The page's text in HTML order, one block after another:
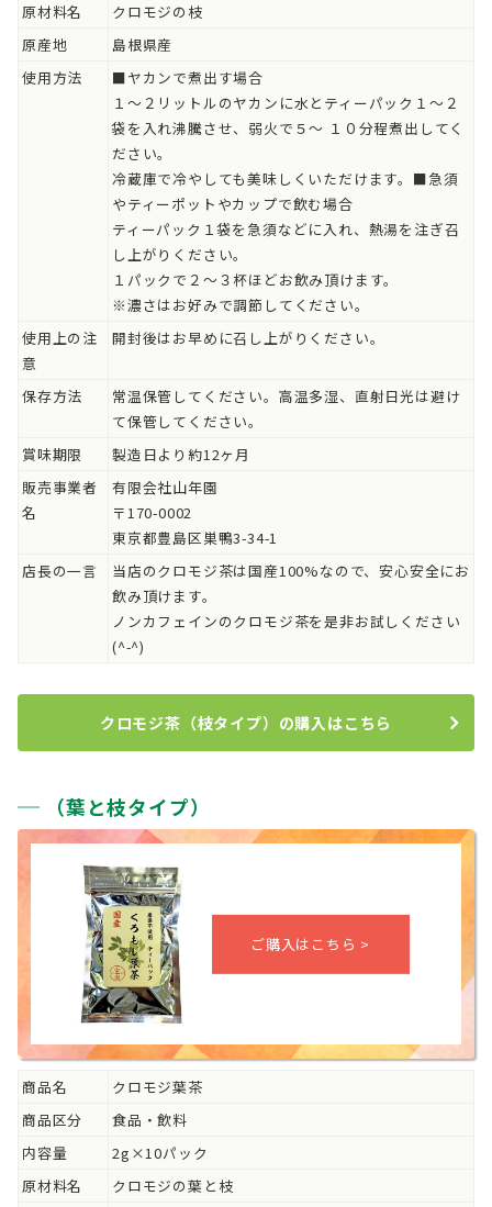
原材料名
クロモジの枝
原産地
島根県産
使用方法
■ヤカンで煮出す場合
１～２リットルのヤカンに水とティーパック１～２
袋を入れ沸騰させ、弱火で５～ １０分程煮出してく
ださい。
冷蔵庫で冷やしても美味しくいただけます。■急須
やティーポットやカップで飲む場合
ティーパック１袋を急須などに入れ、熱湯を注ぎ召
し上がりください。
１パックで２～３杯ほどお飲み頂けます。
※濃さはお好みで調節してください。
使用上の注
意
開封後はお早めに召し上がりください。
保存方法
常温保管してください。高温多湿、直射日光は避け
て保管してください。
賞味期限
製造日より約12ヶ月
販売事業者
名
有限会社山年園
〒170-0002
東京都豊島区巣鴨3-34-1
店長の一言
当店のクロモジ茶は国産100%なので、安心安全にお
飲み頂けます。
ノンカフェインのクロモジ茶を是非お試しください
(^-^)
クロモジ茶（枝タイプ）の購入はこちら
（葉と枝タイプ）
商品名
クロモジ葉茶
商品区分
食品・飲料
内容量
2g×10パック
原材料名
クロモジの葉と枝